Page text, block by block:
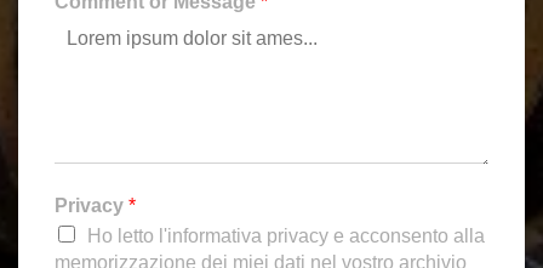
Privacy *
Ho letto l'informativa privacy e acconsento alla
memorizzazione dei miei dati nel vostro archivio